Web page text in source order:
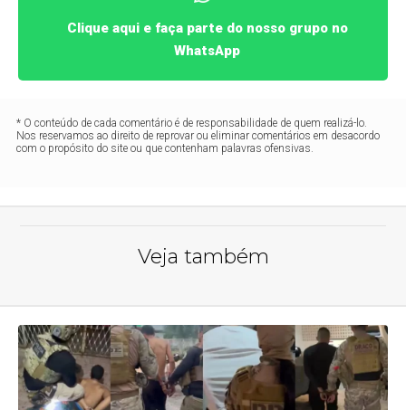
Clique aqui e faça parte do nosso grupo no
WhatsApp
* O conteúdo de cada comentário é de responsabilidade de quem realizá-lo.
Nos reservamos ao direito de reprovar ou eliminar comentários em desacordo
com o propósito do site ou que contenham palavras ofensivas.
Veja também